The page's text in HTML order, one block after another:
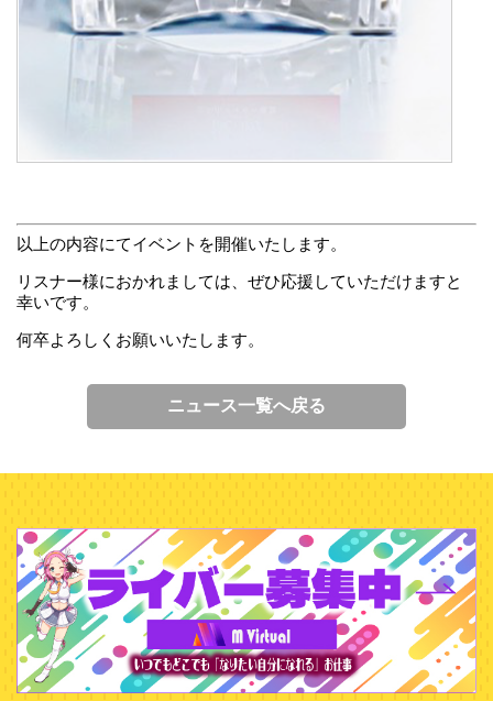
以上の内容にてイベントを開催いたします。
リスナー様におかれましては、ぜひ応援していただけますと
幸いです。
何卒よろしくお願いいたします。
ニュース一覧へ戻る